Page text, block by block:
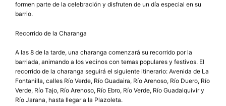
formen parte de la celebración y disfruten de un día especial en su
barrio.
Recorrido de la Charanga
A las 8 de la tarde, una charanga comenzará su recorrido por la
barriada, animando a los vecinos con temas populares y festivos. El
recorrido de la charanga seguirá el siguiente itinerario: Avenida de La
Fontanilla, calles Río Verde, Río Guadaira, Río Arenoso, Río Duero, Río
Verde, Río Tajo, Río Arenoso, Río Ebro, Río Verde, Río Guadalquivir y
Río Jarana, hasta llegar a la Plazoleta.